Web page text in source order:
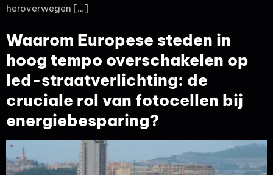
heroverwegen […]
Waarom Europese steden in
hoog tempo overschakelen op
led-straatverlichting: de
cruciale rol van fotocellen bij
energiebesparing?